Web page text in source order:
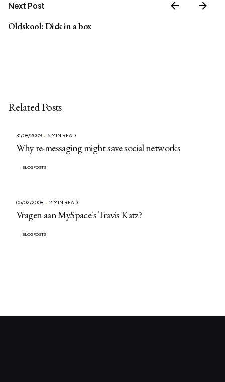
Next Post
Oldskool: Dick in a box
Related Posts
31/08/2009 5 MIN READ
Why re-messaging might save social networks
BLOGPOSTS
05/02/2008 2 MIN READ
Vragen aan MySpace's Travis Katz?
BLOGPOSTS